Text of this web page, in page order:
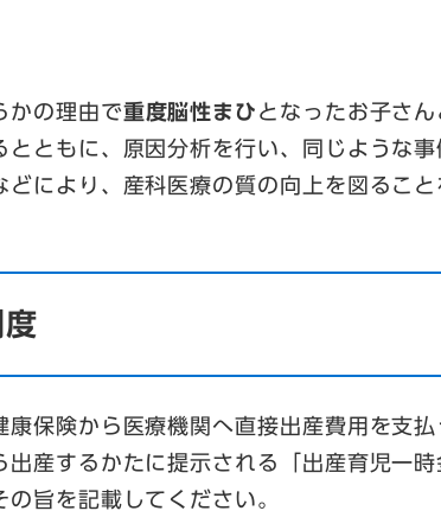
かの理由で重度脳性まひ となったお子さん
ともに、原因分析を行い、同じような事
により、産科医療の質の向上を図ること
保険から医療機関へ直接出産費用を支払
産するかたに提示される「出産育児一時
旨を記載してください。